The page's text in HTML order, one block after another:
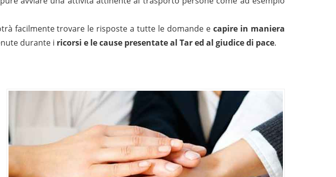
facilmente trovare le risposte a tutte le domande e capire in maniera
durante i ricorsi e le cause presentate al Tar ed al giudice di pace.